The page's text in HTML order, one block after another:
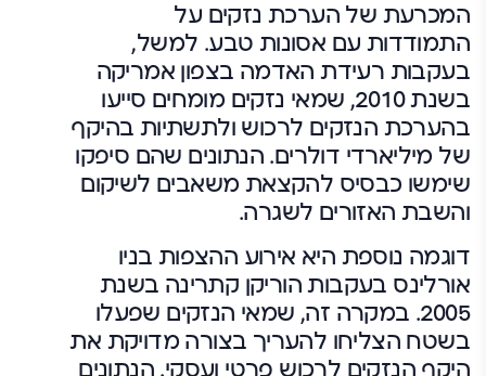
המכרעת של הערכת נזקים על
התמודדות עם אסונות טבע. למשל,
בעקבות רעידת האדמה בצפון אמריקה
בשנת 2010, שמאי נזקים מומחים סייעו
בהערכת הנזקים לרכוש ולתשתיות בהיקף
של מיליארדי דולרים. הנתונים שהם סיפקו
שימשו כבסיס להקצאת משאבים לשיקום
והשבת האזורים לשגרה.
דוגמה נוספת היא אירוע ההצפות בניו
אורלינס בעקבות הוריקן קתרינה בשנת
2005. במקרה זה, שמאי הנזקים שפעלו
בשטח הצליחו להעריך בצורה מדויקת את
היקף הנזקים לרכוש פרטי ועסקי. הנתונים